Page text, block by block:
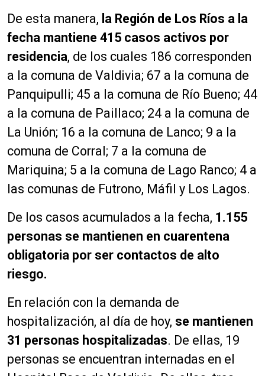
De esta manera, la Región de Los Ríos a la
fecha mantiene 415 casos activos por
residencia, de los cuales 186 corresponden
a la comuna de Valdivia; 67 a la comuna de
Panquipulli; 45 a la comuna de Río Bueno; 44
a la comuna de Paillaco; 24 a la comuna de
La Unión; 16 a la comuna de Lanco; 9 a la
comuna de Corral; 7 a la comuna de
Mariquina; 5 a la comuna de Lago Ranco; 4 a
las comunas de Futrono, Máfil y Los Lagos.
De los casos acumulados a la fecha, 1.155
personas se mantienen en cuarentena
obligatoria por ser contactos de alto
riesgo.
En relación con la demanda de
hospitalización, al día de hoy, se mantienen
31 personas hospitalizadas. De ellas, 19
personas se encuentran internadas en el